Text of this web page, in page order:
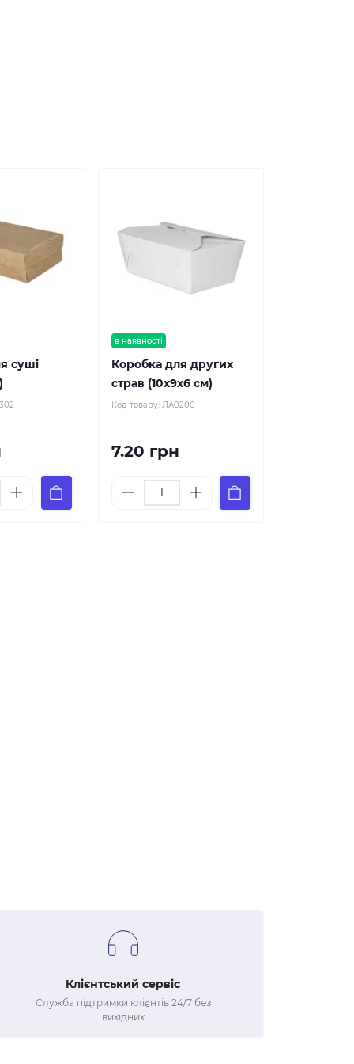
суші
в наявності
Коробка для других
страв (10х9х6 см)
Код товару: ЛА0200
7.20 грн
Клієнтський сервіс
Служба підтримки клієнтів 24/7 без
вихідних